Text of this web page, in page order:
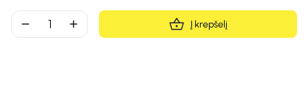
remove add Į krepšelį
Korėjietiška kosmetika
Eteriniai aliejai
Dezodorantas
BB ir CC kremas